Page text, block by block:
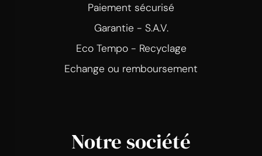
Paiement sécurisé
Garantie - S.A.V.
Eco Tempo - Recyclage
Echange ou remboursement
Notre société